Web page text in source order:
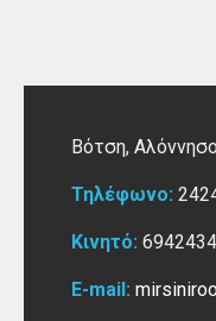
Βότση,
Τηλέφωνο:
Κινητό:
E-mail: